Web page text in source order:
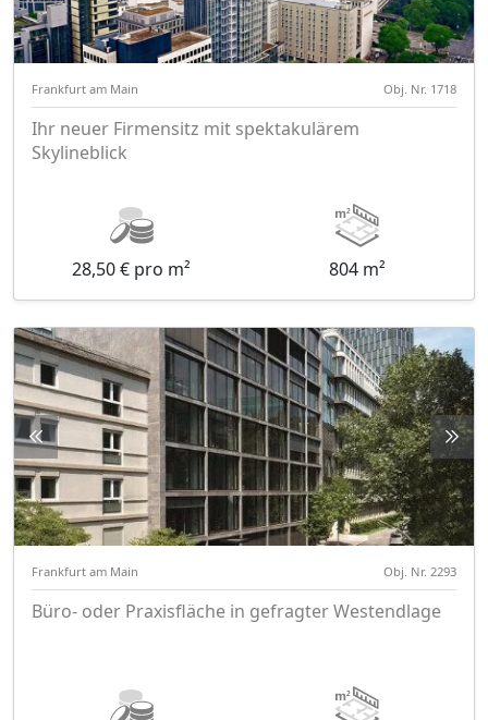
Frankfurt am Main Obj. Nr. 1718
Ihr neuer Firmensitz mit spektakulärem
Skylineblick
28,50 € pro m² 804 m²
Frankfurt am Main Obj. Nr. 2293
Büro- oder Praxisfläche in gefragter Westendlage